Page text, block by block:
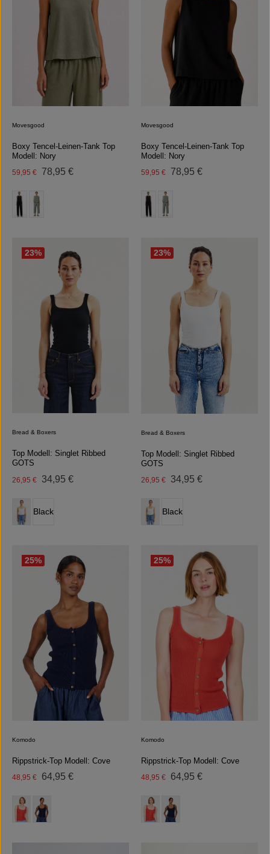
Movesgood
Boxy Tencel-Leinen-Tank Top
Modell: Nory
Verkaufspreis:
59,95 € Regulärer Preis:
78,95 €
Farbeauswählen
Movesgood
Boxy Tencel-Leinen-Tank Top
Modell: Nory
Verkaufspreis:
59,95 € Regulärer Preis:
78,95 €
Farbeauswählen
23%
Bread & Boxers
Top Modell: Singlet Ribbed
GOTS
Verkaufspreis:
26,95 € Regulärer Preis:
34,95 €
Farbe
(Diese Option ist zurzeit nicht verfügbar.)
Black
23%
Bread & Boxers
Top Modell: Singlet Ribbed
GOTS
Verkaufspreis:
26,95 € Regulärer Preis:
34,95 €
FarbeBlack
25%
Komodo
Rippstrick-Top Modell: Cove
Verkaufspreis:
48,95 € Regulärer Preis:
64,95 €
Farbeauswählen
25%
Komodo
Rippstrick-Top Modell: Cove
Verkaufspreis:
48,95 € Regulärer Preis:
64,95 €
Farbeauswählen